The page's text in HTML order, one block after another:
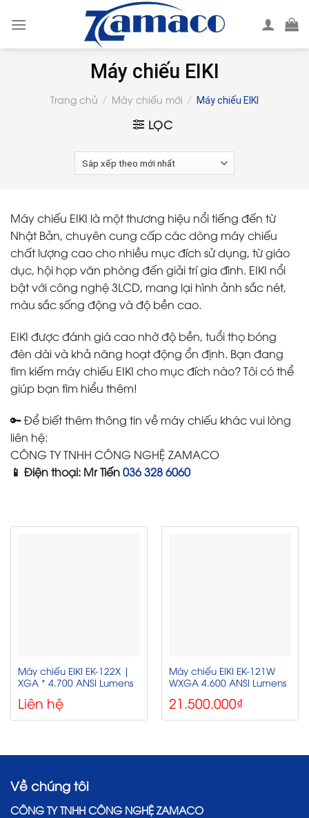
Máy chiếu EIKI
Trang chủ / Máy chiếu mới / Máy chiếu EIKI
LỌC
Máy chiếu EIKI là một thương hiệu nổi tiếng đến từ
Nhật Bản, chuyên cung cấp các dòng máy chiếu
chất lượng cao cho nhiều mục đích sử dụng, từ giáo
dục, hội họp văn phòng đến giải trí gia đình. EIKI nổi
bật với công nghệ 3LCD, mang lại hình ảnh sắc nét,
màu sắc sống động và độ bền cao.
EIKI được đánh giá cao nhờ độ bền, tuổi thọ bóng
đèn dài và khả năng hoạt động ổn định. Bạn đang
tìm kiếm máy chiếu EIKI cho mục đích nào? Tôi có thể
giúp bạn tìm hiểu thêm!
🔑 Để biết thêm thông tin về máy chiếu khác vui lòng
liên hệ:
CÔNG TY TNHH CÔNG NGHỆ ZAMACO
📱 Điện thoại: Mr Tiến036 328 6060
Máy chiếu EIKI EK-122X |
XGA * 4.700 ANSI Lumens
Liên hệ
Máy chiếu EIKI EK-121W
WXGA 4.600 ANSI Lumens
21.500.000₫
Về chúng tôi
CÔNG TY TNHH CÔNG NGHỆ ZAMACO